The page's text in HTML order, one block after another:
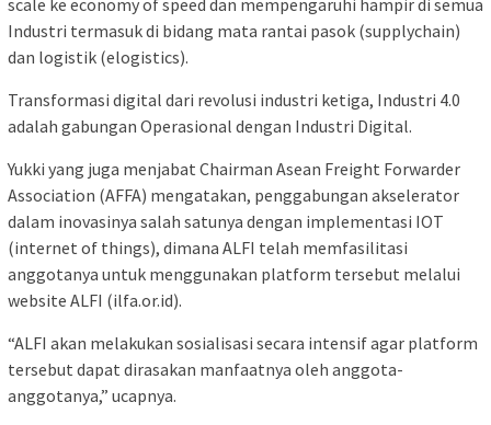
Industri termasuk di bidang mata rantai pasok (supplychain)
dan logistik (elogistics).
Transformasi digital dari revolusi industri ketiga, Industri 4.0
adalah gabungan Operasional dengan Industri Digital.
Yukki yang juga menjabat Chairman Asean Freight Forwarder
Association (AFFA) mengatakan, penggabungan akselerator
dalam inovasinya salah satunya dengan implementasi IOT
(internet of things), dimana ALFI telah memfasilitasi
anggotanya untuk menggunakan platform tersebut melalui
website ALFI (ilfa.or.id).
“ALFI akan melakukan sosialisasi secara intensif agar platform
tersebut dapat dirasakan manfaatnya oleh anggota-
anggotanya,” ucapnya.